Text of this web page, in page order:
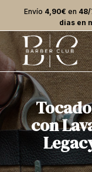
Envío 4,90€ en 48/
dias en
con